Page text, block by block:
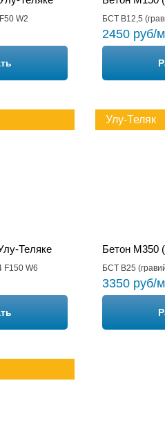
W2 БСТ В12,5
2450 руб/
Теляке
F150 W6
Улу-Теляк
Бетон М350
БСТ В25
3350 руб/